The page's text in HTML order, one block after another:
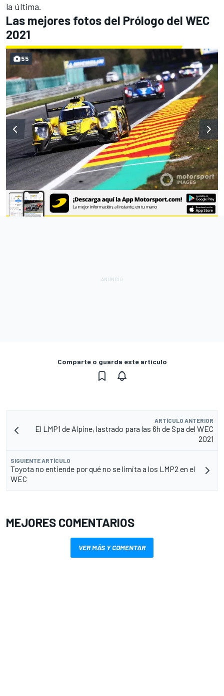
la última.
Las mejores fotos del Prólogo del WEC
2021
55
Comparte o guarda este artículo
ARTÍCULO ANTERIOR
El LMP1 de Alpine, lastrado para las 6h de Spa del WEC
2021
SIGUIENTE ARTÍCULO
Toyota no entiende por qué no se limita a los LMP2 en el
WEC
MEJORES COMENTARIOS
VER MÁS Y COMENTAR